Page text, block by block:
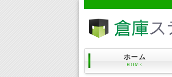
ホーム
HOME